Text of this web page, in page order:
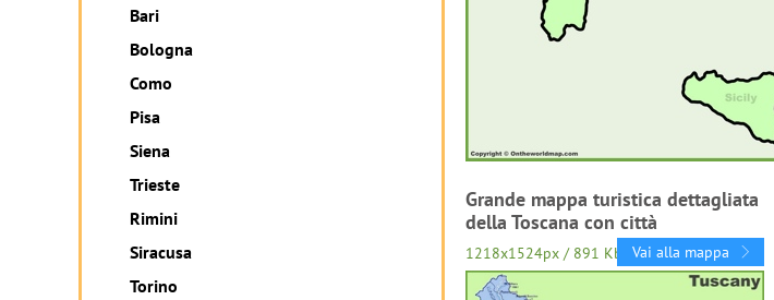
Grande mappa turistica dettagliata
della Toscana con città
1218x1524px / 891 Kb Vai alla mappa
Bari
Bologna
Como
Pisa
Siena
Trieste
Rimini
Siracusa
Torino